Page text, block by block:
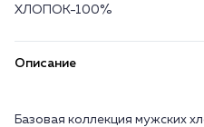
ХЛОПОК-100%
Описание
Базовая коллекция мужских